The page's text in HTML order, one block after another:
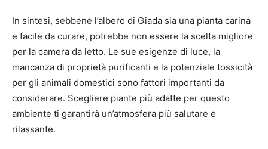
In sintesi, sebbene l’albero di Giada sia una pianta carina
e facile da curare, potrebbe non essere la scelta migliore
per la camera da letto. Le sue esigenze di luce, la
mancanza di proprietà purificanti e la potenziale tossicità
per gli animali domestici sono fattori importanti da
considerare. Scegliere piante più adatte per questo
ambiente ti garantirà un’atmosfera più salutare e
rilassante.